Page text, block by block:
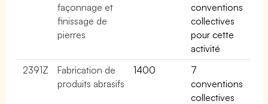
façonnage et
finissage de
pierres
conventions
collectives
pour cette
activité
2391Z
Fabrication de
produits abrasifs
1400
7
conventions
collectives